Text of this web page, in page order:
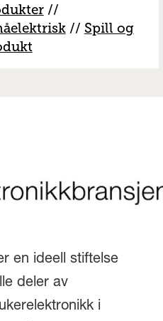
//
// Spill og
en ideell stiftelse
deler av
i